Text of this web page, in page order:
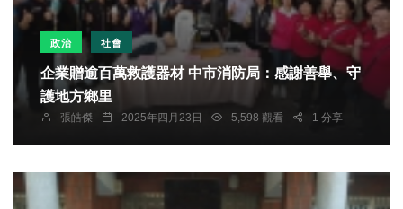
政治 社會
企業贈逾百萬救護器材 中市消防局：感謝善舉、守
護地方鄉里
張皓傑 2025年四月23日 5,598 觀看 1 分享